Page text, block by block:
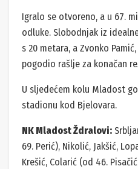
Igralo se otvoreno, a u 67.
odluke. Slobodnjak iz
s 20 metara, a Zvonko
pogodio rašlje za konačan
U sljedećem kolu Mladost
stadionu kod Bjelovara.
NK Mladost Ždralovi:
69. Perić), Nikolić, Jakšić,
Krešić, Colarić (od 46.